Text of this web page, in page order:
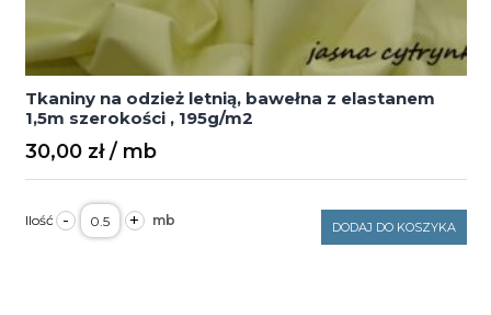
Tkaniny na odzież letnią, bawełna z elastanem
1,5m szerokości , 195g/m2
30,00 zł
- ilość
Tkaniny
na
+ DODAJ DO KOSZYKA